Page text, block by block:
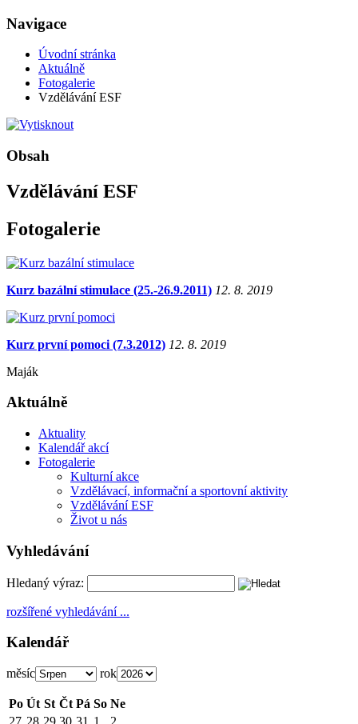
Navigace
Úvodní stránka
Aktuálně
Fotogalerie
Vzdělávání ESF
Obsah
Vzdělávání ESF
Fotogalerie
Kurz bazální stimulace (25.-26.9.2011) 12. 8. 2019
Kurz první pomoci (7.3.2012) 12. 8. 2019
Maják
Aktuálně
Aktuality
Kalendář akcí
Fotogalerie
Kulturní akce
Vzdělávací, informační a sportovní aktivity
Vzdělávání ESF
Život u nás
Vyhledávání
Hledaný výraz:
rozšířené vyhledávání ...
Kalendář
měsíc rok
Po Út St Čt Pá So Ne
27 28 29 30 31 1 2